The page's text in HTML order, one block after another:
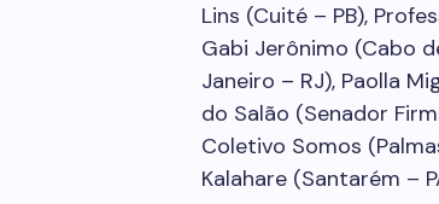
Lins (Cuité – PB),
Gabi Jerônimo (Cabo
Janeiro – RJ), Paolla
do Salão (Senador
Coletivo Somos
Kalahare (Santarém –